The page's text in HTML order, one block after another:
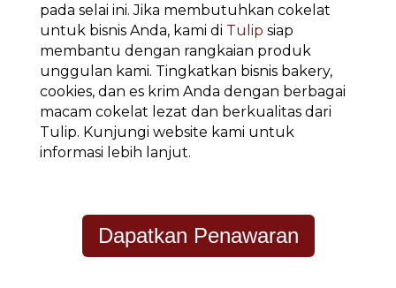
pada selai ini. Jika membutuhkan cokelat
untuk bisnis Anda, kami di Tulip siap
membantu dengan rangkaian produk
unggulan kami. Tingkatkan bisnis bakery,
cookies, dan es krim Anda dengan berbagai
macam cokelat lezat dan berkualitas dari
Tulip. Kunjungi website kami untuk
informasi lebih lanjut.
Dapatkan Penawaran